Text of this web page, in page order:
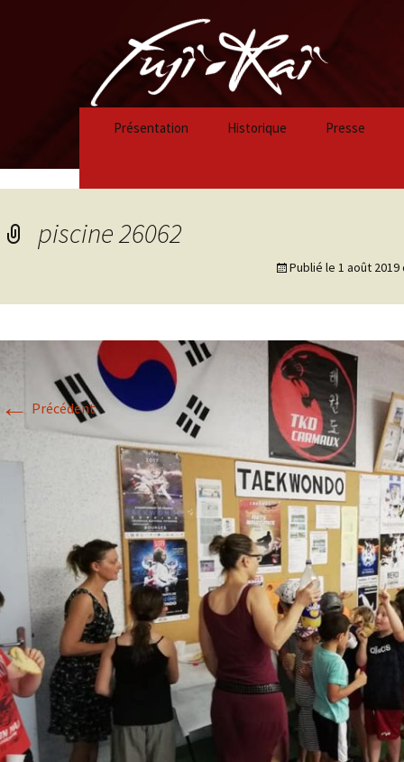
Présentation Historique
Historique 2018/2019
Historique 2017-2018
Historique 2016-2017
Historique 2015-2016
Presse
piscine 26062
Publié le 1 août 2019
← Précédent